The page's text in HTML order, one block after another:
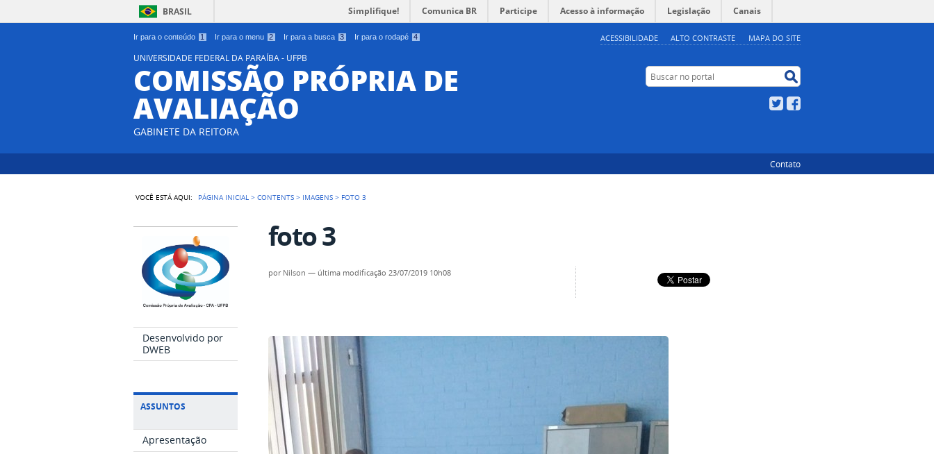
Ir para o conteúdo 1 Ir para o menu 2 Ir para a busca 3 Ir para o rodapé 4 ACESSIBILIDADE ALTO CONTRASTE MAPA DO SITE
BRASIL Simplifique! Comunica BR Participe Acesso à informação Legislação Canais
UNIVERSIDADE FEDERAL DA PARAÍBA - UFPB
COMISSÃO PRÓPRIA DE
AVALIAÇÃO
GABINETE DA REITORA
Buscar no portal
Twitter
Contato
VOCÊ ESTÁ AQUI: PÁGINA INICIAL >CONTENTS > IMAGENS > FOTO 3
Desenvolvido por
DWEB
ASSUNTOS
Apresentação
foto 3
por Nilson — última modificação 23/07/2019 10h08